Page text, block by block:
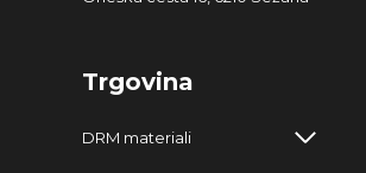
Trgovina
DRM materiali